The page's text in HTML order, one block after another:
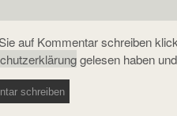
auf Kommentar schreiben
gelesen haben